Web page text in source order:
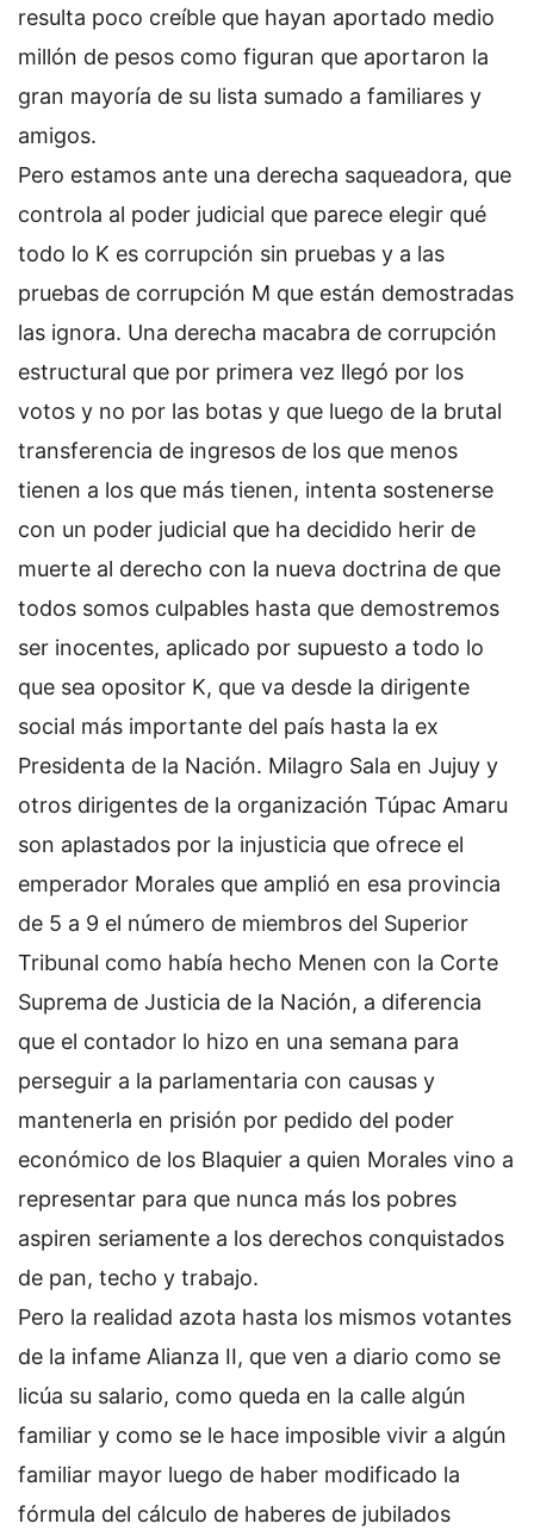
resulta poco creíble que hayan aportado medio
millón de pesos como figuran que aportaron la
gran mayoría de su lista sumado a familiares y
amigos.
Pero estamos ante una derecha saqueadora, que
controla al poder judicial que parece elegir qué
todo lo K es corrupción sin pruebas y a las
pruebas de corrupción M que están demostradas
las ignora. Una derecha macabra de corrupción
estructural que por primera vez llegó por los
votos y no por las botas y que luego de la brutal
transferencia de ingresos de los que menos
tienen a los que más tienen, intenta sostenerse
con un poder judicial que ha decidido herir de
muerte al derecho con la nueva doctrina de que
todos somos culpables hasta que demostremos
ser inocentes, aplicado por supuesto a todo lo
que sea opositor K, que va desde la dirigente
social más importante del país hasta la ex
Presidenta de la Nación. Milagro Sala en Jujuy y
otros dirigentes de la organización Túpac Amaru
son aplastados por la injusticia que ofrece el
emperador Morales que amplió en esa provincia
de 5 a 9 el número de miembros del Superior
Tribunal como había hecho Menen con la Corte
Suprema de Justicia de la Nación, a diferencia
que el contador lo hizo en una semana para
perseguir a la parlamentaria con causas y
mantenerla en prisión por pedido del poder
económico de los Blaquier a quien Morales vino a
representar para que nunca más los pobres
aspiren seriamente a los derechos conquistados
de pan, techo y trabajo.
Pero la realidad azota hasta los mismos votantes
de la infame Alianza II, que ven a diario como se
licúa su salario, como queda en la calle algún
familiar y como se le hace imposible vivir a algún
familiar mayor luego de haber modificado la
fórmula del cálculo de haberes de jubilados